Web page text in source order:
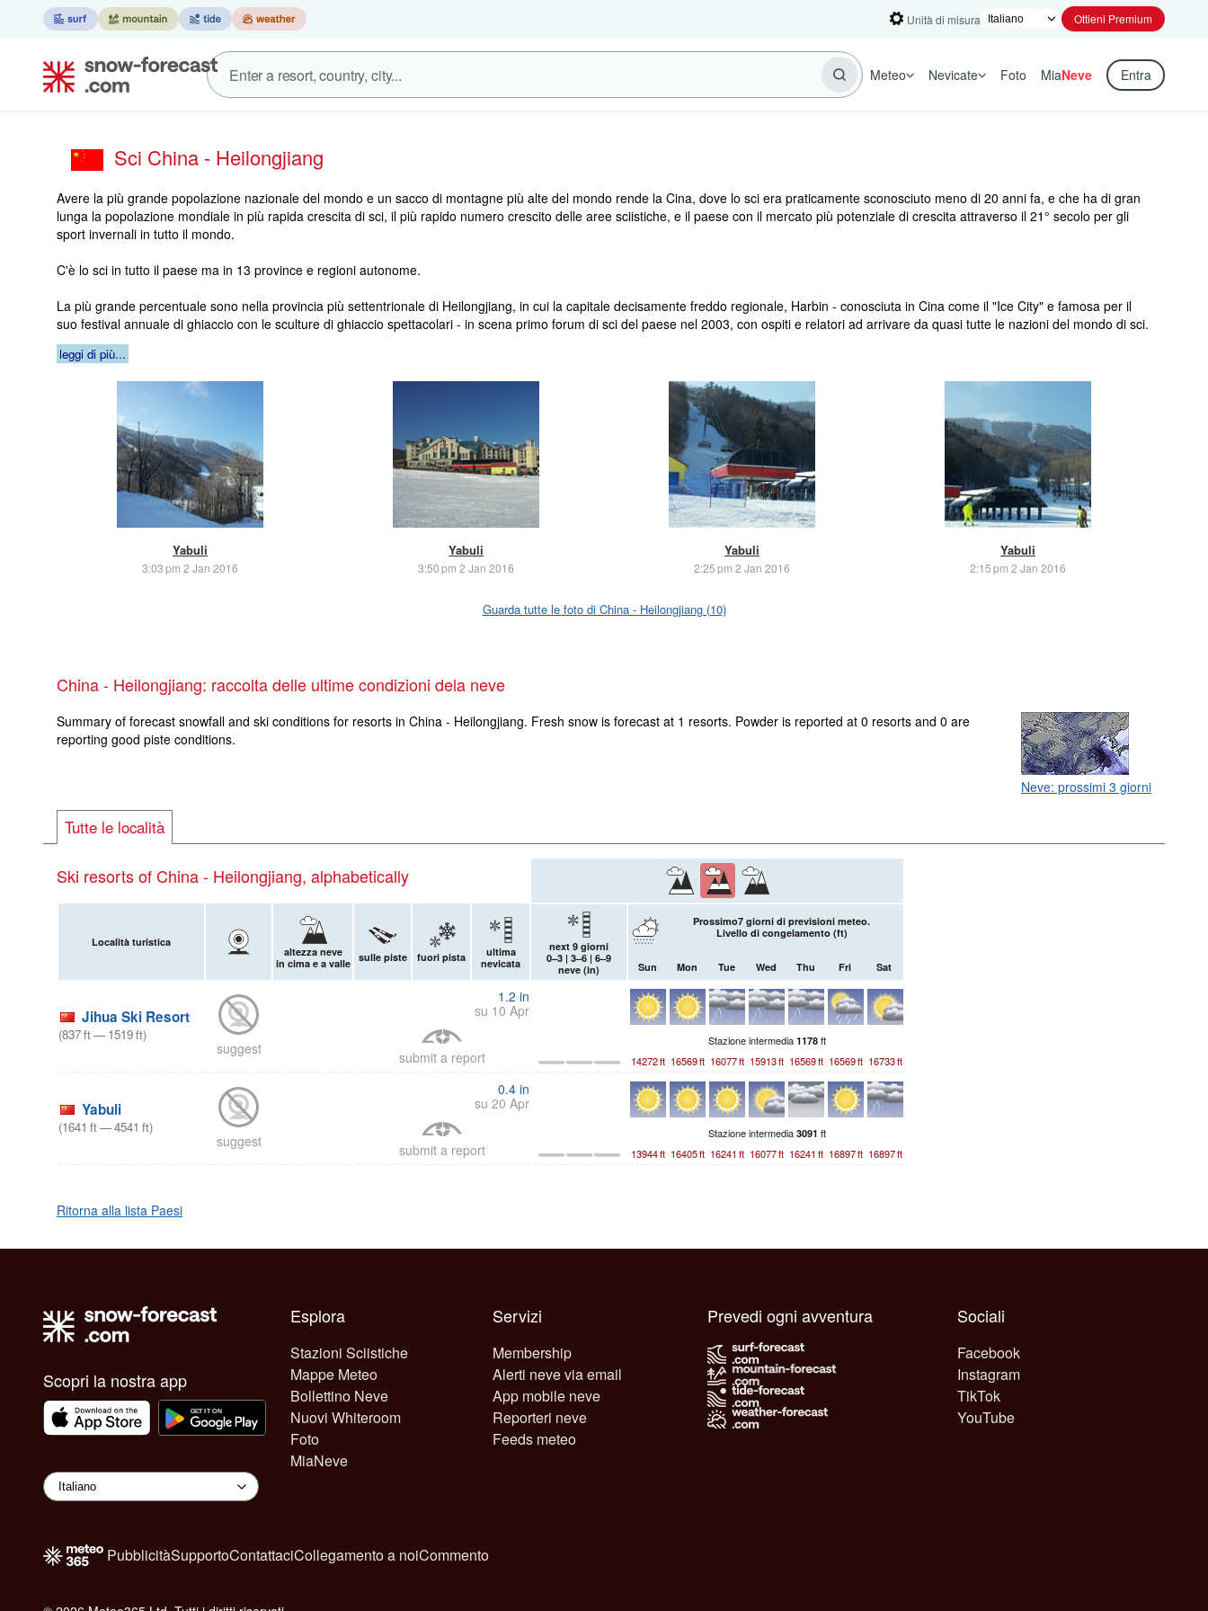
Unità di misura Ottieni Premium
Meteo Nevicate Foto MiaNeve Entra
Sci China - Heilongjiang
Avere la più grande popolazione nazionale del mondo e un sacco di montagne più alte del mondo rende la Cina, dove lo sci era praticamente sconosciuto meno di 20 anni fa, e che ha di gran
lunga la popolazione mondiale in più rapida crescita di sci, il più rapido numero crescito delle aree sciistiche, e il paese con il mercato più potenziale di crescita attraverso il 21° secolo per gli
sport invernali in tutto il mondo.
C'è lo sci in tutto il paese ma in 13 province e regioni autonome.
La più grande percentuale sono nella provincia più settentrionale di Heilongjiang, in cui la capitale decisamente freddo regionale, Harbin - conosciuta in Cina come il "Ice City" e famosa per il
suo festival annuale di ghiaccio con le sculture di ghiaccio spettacolari - in scena primo forum di sci del paese nel 2003, con ospiti e relatori ad arrivare da quasi tutte le nazioni del mondo di sci.
leggi di più...
Yabuli
3:03 pm 2 Jan 2016
Yabuli
3:50 pm 2 Jan 2016
Yabuli
2:25 pm 2 Jan 2016
Yabuli
2:15 pm 2 Jan 2016
Guarda tutte le foto di China - Heilongjiang (10)
China - Heilongjiang: raccolta delle ultime condizioni dela neve
Neve: prossimi 3 giorni
Summary of forecast snowfall and ski conditions for resorts in China - Heilongjiang. Fresh snow is forecast at 1 resorts. Powder is reported at 0 resorts and 0 are
reporting good piste conditions.
Tutte le località
Ski resorts of China - Heilongjiang, alphabetically
Località turistica
altezza neve
in cima e a valle
sulle piste fuori pista
ultima
nevicata
next 9 giorni
0–3 | 3–6 | 6–9
neve (in)
Prossimo7 giorni di previsioni meteo.
Livello di congelamento (ft)
Sun Mon Tue Wed Thu Fri Sat
Jihua Ski Resort
(837ft—1519ft)
suggest
1.2 in
su 10 Apr
submit a report
Stazione intermedia 1178 ft
14272ft 16569ft 16077ft 15913ft 16569ft 16569ft 16733ft
Yabuli
(1641 ft—4541 ft)
suggest
0.4 in
su 20 Apr
submit a report
Stazione intermedia 3091 ft
13944ft 16405ft 16241 ft 16077ft 16241 ft 16897ft 16897ft
Ritorna alla lista Paesi
Scopri la nostra app
Esplora
Stazioni Sciistiche
Mappe Meteo
Bollettino Neve
Nuovi Whiteroom
Foto
MiaNeve
Servizi
Membership
Alerti neve via email
App mobile neve
Reporteri neve
Feeds meteo
Sociali
Facebook
Instagram
TikTok
YouTube
Prevedi ogni avventura
PubblicitàSupportoContattaciCollegamento a noiCommento